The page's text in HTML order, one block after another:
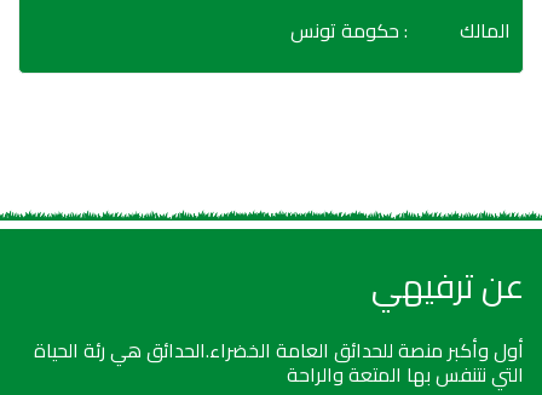
المالك : حكومة تونس
عن ترفيهي
أول وأكبر منصة للحدائق العامة الخضراء.الحدائق هي رئة الحياة
التي نتنفس بها المتعة والراحة